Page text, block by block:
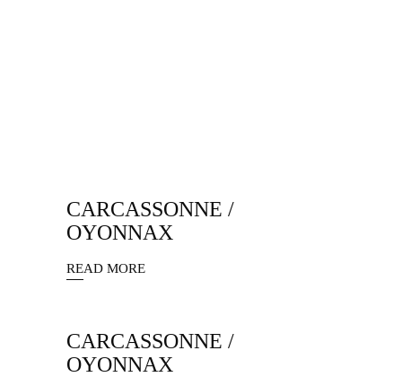
CARCASSONNE /
OYONNAX
READ MORE
CARCASSONNE /
OYONNAX